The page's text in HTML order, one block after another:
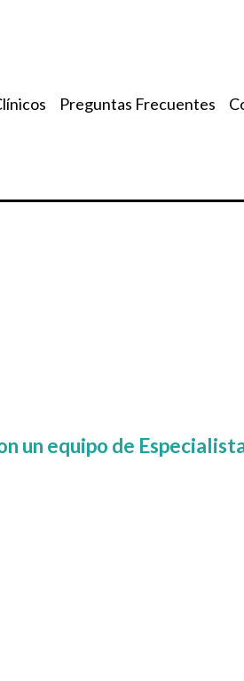
Preguntas Frecuentes
un equipo de